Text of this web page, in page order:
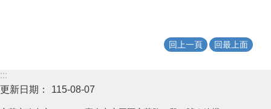
回上一頁 回最上面
:::
更新日期：
115-08-07